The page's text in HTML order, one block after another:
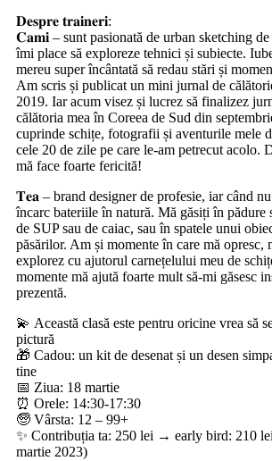
𝐃𝐞𝐬𝐩𝐫𝐞 𝐭𝐫𝐚𝐢𝐧𝐞𝐫𝐢:
𝐂𝐚𝐦𝐢 – sunt pasionată de urban sketching
îmi place să exploreze tehnici și subiecte.
mereu super încântată să redau stări și
Am scris și publicat un mini jurnal de
2019. Iar acum visez și lucrez să finalizez
călătoria mea în Coreea de Sud din
cuprinde schițe, fotografii și aventurile mele
cele 20 de zile pe care le-am petrecut acolo.
mă face foarte fericită!
𝐓𝐞𝐚 – brand designer de profesie, iar când
încarc bateriile în natură. Mă găsiți în pădure
de SUP sau de caiac, sau în spatele unui
păsărilor. Am și momente în care mă opresc,
explorez cu ajutorul carnețelului meu de
momente mă ajută foarte mult să-mi găsesc
prezentă.
💫 Această clasă este pentru oricine vrea să
pictură
🎁 Cadou: un kit de desenat și un desen
tine
📅 Ziua: 18 martie
⏰ Orele: 14:30-17:30
🧓 Vârsta: 12 – 99+
✨ Contribuția ta: 250 lei → early bird: 210 lei
martie 2023)